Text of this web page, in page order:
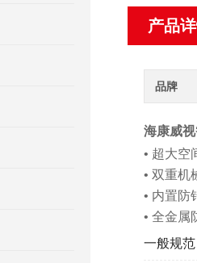
产品
品牌
海康威
• 超大空
• 双重机
• 内置防
• 全金属
一般规范